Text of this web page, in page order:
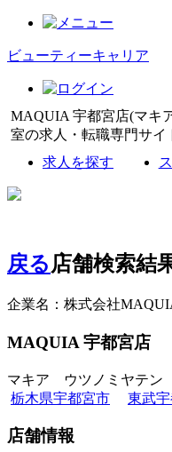
ビューティーキャリア
MAQUIA 宇都宮店(マキ
室の求人・転職専門サイ
求人を探す
戻る店舗検索結
企業名：株式会社
MAQUIA 宇都宮店
マキア ウツノミヤテン
栃木県宇都宮市
東武
店舗情報